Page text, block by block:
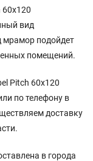
60x120
вид
мрамор подойдет
помещений.
Pitch 60x120
по телефону в
доставку
в города